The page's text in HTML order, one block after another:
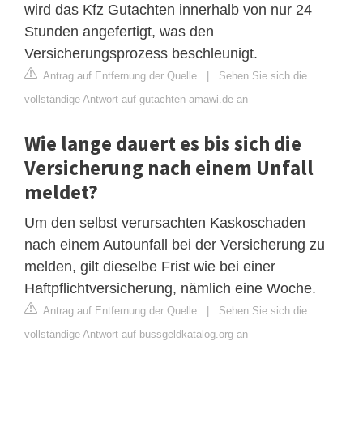
wird das Kfz Gutachten innerhalb von nur 24
Stunden angefertigt, was den
Versicherungsprozess beschleunigt.
Antrag auf Entfernung der Quelle | Sehen Sie sich die
vollständige Antwort auf gutachten-amawi.de an
Wie lange dauert es bis sich die
Versicherung nach einem Unfall
meldet?
Um den selbst verursachten Kaskoschaden
nach einem Autounfall bei der Versicherung zu
melden, gilt dieselbe Frist wie bei einer
Haftpflichtversicherung, nämlich eine Woche.
Antrag auf Entfernung der Quelle | Sehen Sie sich die
vollständige Antwort auf bussgeldkatalog.org an